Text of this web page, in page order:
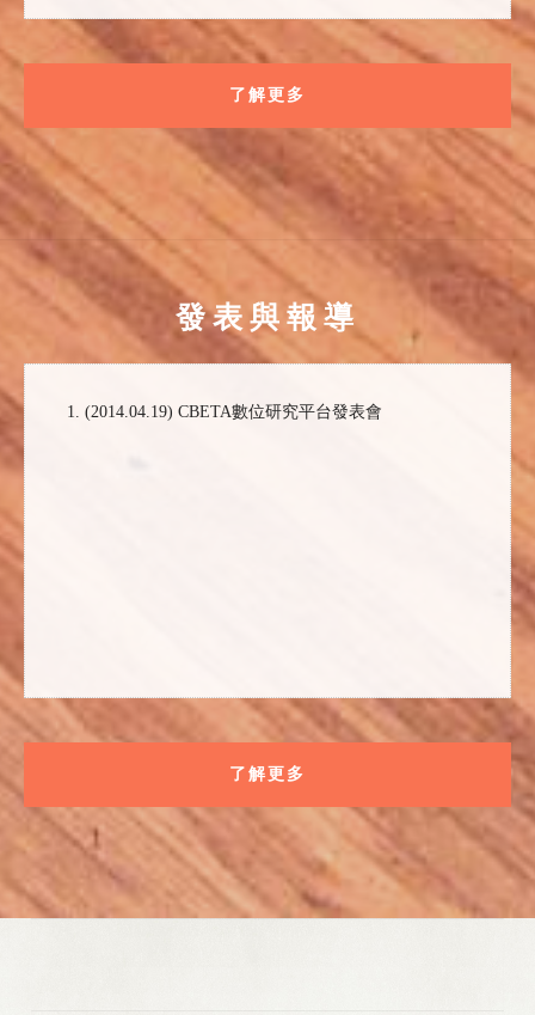
了解更多
發表與報導
(2014.04.19) CBETA數位研究平台發表會
了解更多